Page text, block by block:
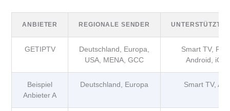
ANBIETER REGIONALE SENDER UNTERSTÜTZTE
GETIPTV
Deutschland, Europa,
USA, MENA, GCC
Smart TV,
Android,
Beispiel
Anbieter A
Deutschland, Europa Smart TV,